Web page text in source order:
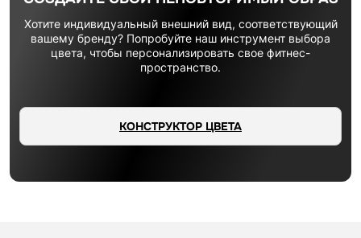
Хотите индивидуальный внешний вид, соответствующий
вашему бренду? Попробуйте наш инструмент выбора
цвета, чтобы персонализировать свое фитнес-
пространство.
КОНСТРУКТОР ЦВЕТА